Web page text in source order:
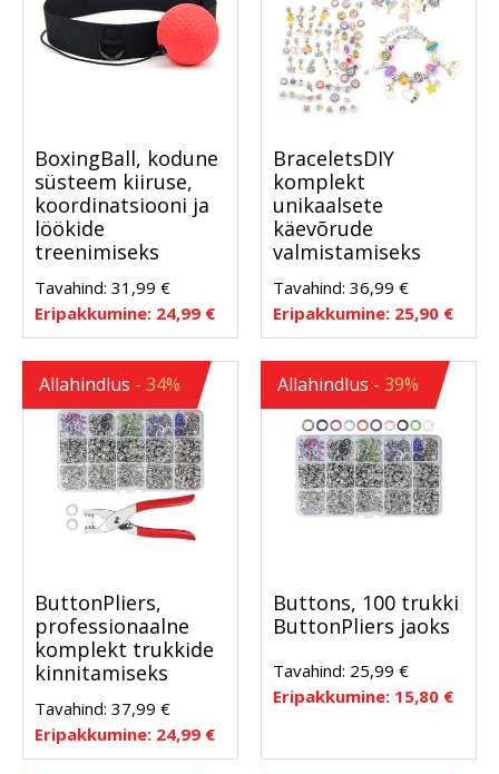
BoxingBall, kodune
süsteem kiiruse,
koordinatsiooni ja
löökide
treenimiseks
Tavahind: 31,99 €
Eripakkumine: 24,99 €
BraceletsDIY
komplekt
unikaalsete
käevõrude
valmistamiseks
Tavahind: 36,99 €
Eripakkumine: 25,90 €
Allahindlus - 34%
ButtonPliers,
professionaalne
komplekt trukkide
kinnitamiseks
Tavahind: 37,99 €
Eripakkumine: 24,99 €
Allahindlus - 39%
Buttons, 100 trukki
ButtonPliers jaoks
Tavahind: 25,99 €
Eripakkumine: 15,80 €